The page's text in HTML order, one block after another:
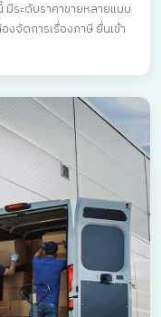
มีระดับราคาขายหลายแบบ
งจัดการเรื่องภาษี ยื่นเข้า